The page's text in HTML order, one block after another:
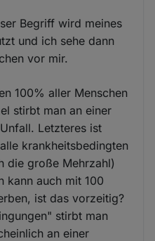
Begriff wird meines
und ich sehe dann
vor mir.
100% aller Menschen
stirbt man an einer
Letzteres ist
krankheitsbedingten
die große Mehrzahl)
kann auch mit 100
ist das vorzeitig?
stirbt man
an einer